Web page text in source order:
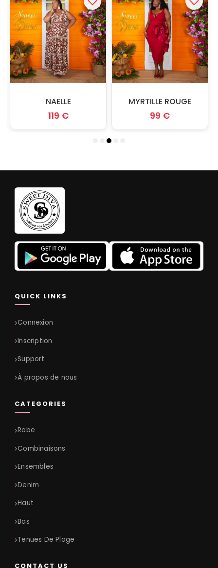
NAELLE
119 €
MYRTILLE ROUGE
99 €
QUICK LINKS
Connexion
Inscription
Support
À propos de nous
CATEGORIES
Robe
Combinaisons
Ensembles
Denim
Haut
Bas
Tenues De Plage
CONTACT US